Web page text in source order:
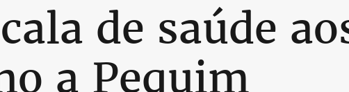
de saúde
a Pequim